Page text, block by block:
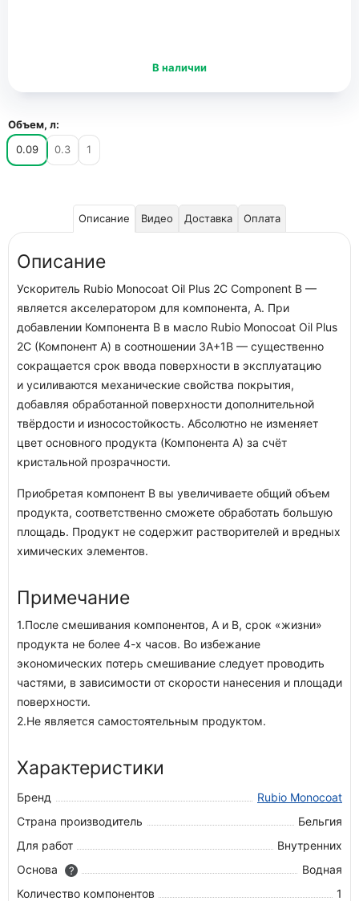
В наличии
Объем, л:
0.09
0.3 1
Описание Видео Доставка Оплата
Описание
Ускоритель Rubio Monocoat Oil Plus 2C Component B —
является акселератором для компонента, А. При
добавлении Компонента В в масло Rubio Monocoat Oil Plus
2C (Компонент А) в соотношении 3А+1В — существенно
сокращается срок ввода поверхности в эксплуатацию
и усиливаются механические свойства покрытия,
добавляя обработанной поверхности дополнительной
твёрдости и износостойкость. Абсолютно не изменяет
цвет основного продукта (Компонента А) за счёт
кристальной прозрачности.
Приобретая компонент В вы увеличиваете общий объем
продукта, соответственно сможете обработать большую
площадь. Продукт не содержит растворителей и вредных
химических элементов.
Примечание
1.После смешивания компонентов, А и В, срок «жизни»
продукта не более 4-х часов. Во избежание
экономических потерь смешивание следует проводить
частями, в зависимости от скорости нанесения и площади
поверхности.
2.Не является самостоятельным продуктом.
Характеристики
Бренд
Rubio Monocoat
Страна производитель
Бельгия
Для работ
Внутренних
Основа
?
Водная
Количество компонентов
1